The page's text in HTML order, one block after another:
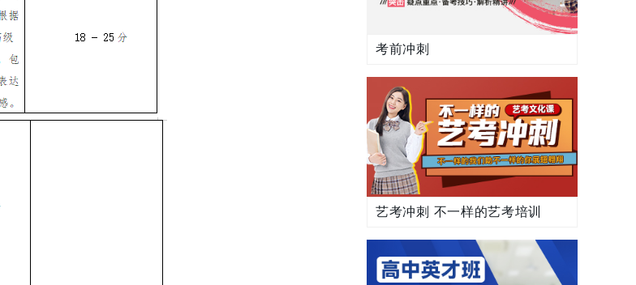
考前冲刺
艺考冲刺 不一样的艺考培训